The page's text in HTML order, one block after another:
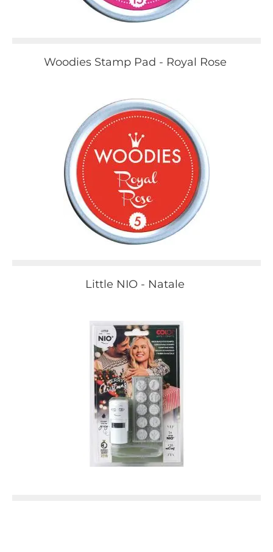
Woodies Stamp Pad - Royal Rose
Little NIO - Natale